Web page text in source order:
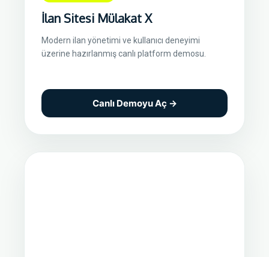
İlan Sitesi Mülakat X
Modern ilan yönetimi ve kullanıcı deneyimi
üzerine hazırlanmış canlı platform demosu.
Canlı Demoyu Aç →